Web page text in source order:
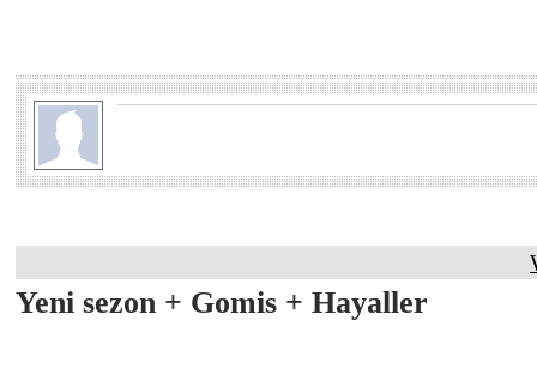
Yeni sezon + Gomis + Hayaller